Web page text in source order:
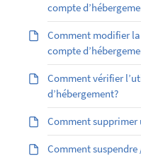
compte
Comment modifier la
compte
Comment vérifier
d’hébergement?
Comment supprimer
Comment